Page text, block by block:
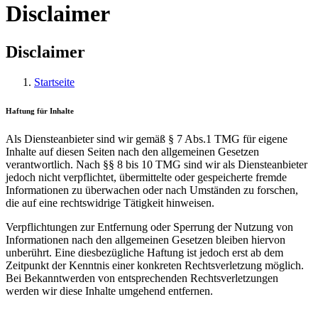
Disclaimer
Disclaimer
Startseite
Haftung für Inhalte
Als Diensteanbieter sind wir gemäß § 7 Abs.1 TMG für eigene
Inhalte auf diesen Seiten nach den allgemeinen Gesetzen
verantwortlich. Nach §§ 8 bis 10 TMG sind wir als Diensteanbieter
jedoch nicht verpflichtet, übermittelte oder gespeicherte fremde
Informationen zu überwachen oder nach Umständen zu forschen,
die auf eine rechtswidrige Tätigkeit hinweisen.
Verpflichtungen zur Entfernung oder Sperrung der Nutzung von
Informationen nach den allgemeinen Gesetzen bleiben hiervon
unberührt. Eine diesbezügliche Haftung ist jedoch erst ab dem
Zeitpunkt der Kenntnis einer konkreten Rechtsverletzung möglich.
Bei Bekanntwerden von entsprechenden Rechtsverletzungen
werden wir diese Inhalte umgehend entfernen.